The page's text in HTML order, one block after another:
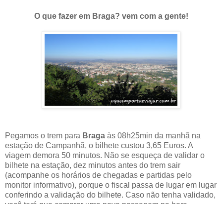
O que fazer em Braga? vem com a gente!
Pegamos o trem para Braga às 08h25min da manhã na
estação de Campanhã, o bilhete custou 3,65 Euros. A
viagem demora 50 minutos. Não se esqueça de validar o
bilhete na estação, dez minutos antes do trem sair
(acompanhe os horários de chegadas e partidas pelo
monitor informativo), porque o fiscal passa de lugar em lugar
conferindo a validação do bilhete. Caso não tenha validado,